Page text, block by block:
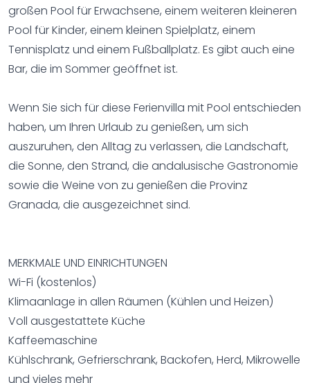
großen Pool für Erwachsene, einem weiteren kleineren
Pool für Kinder, einem kleinen Spielplatz, einem
Tennisplatz und einem Fußballplatz. Es gibt auch eine
Bar, die im Sommer geöffnet ist.
Wenn Sie sich für diese Ferienvilla mit Pool entschieden
haben, um Ihren Urlaub zu genießen, um sich
auszuruhen, den Alltag zu verlassen, die Landschaft,
die Sonne, den Strand, die andalusische Gastronomie
sowie die Weine von zu genießen die Provinz
Granada, die ausgezeichnet sind.
MERKMALE UND EINRICHTUNGEN
Wi-Fi (kostenlos)
Klimaanlage in allen Räumen (Kühlen und Heizen)
Voll ausgestattete Küche
Kaffeemaschine
Kühlschrank, Gefrierschrank, Backofen, Herd, Mikrowelle
und vieles mehr